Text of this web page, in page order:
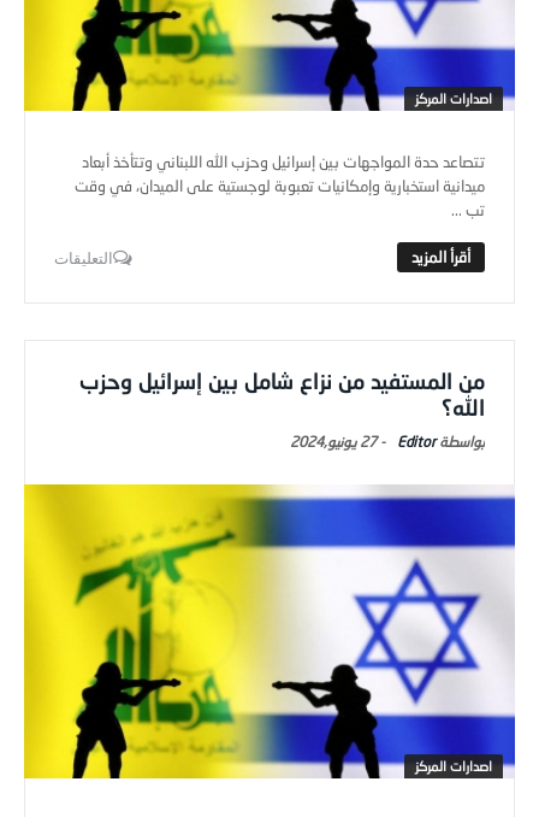
اصدارات المركز
تتصاعد حدة المواجهات بين إسرائيل وحزب الله اللبناني وتتأخذ أبعاد
ميدانية استخبارية وإمكانيات تعبوبة لوجستية على الميدان، في وقت
تب ...
التعليقات
من المستفيد من نزاع شامل بين إسرائيل وحزب
الله؟
Editor
-27 يونيو,2024
اصدارات المركز